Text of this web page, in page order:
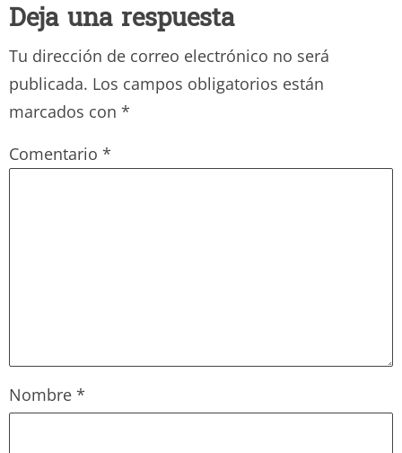
Deja una respuesta
Tu dirección de correo electrónico no será
publicada. Los campos obligatorios están
marcados con *
Comentario *
Nombre *